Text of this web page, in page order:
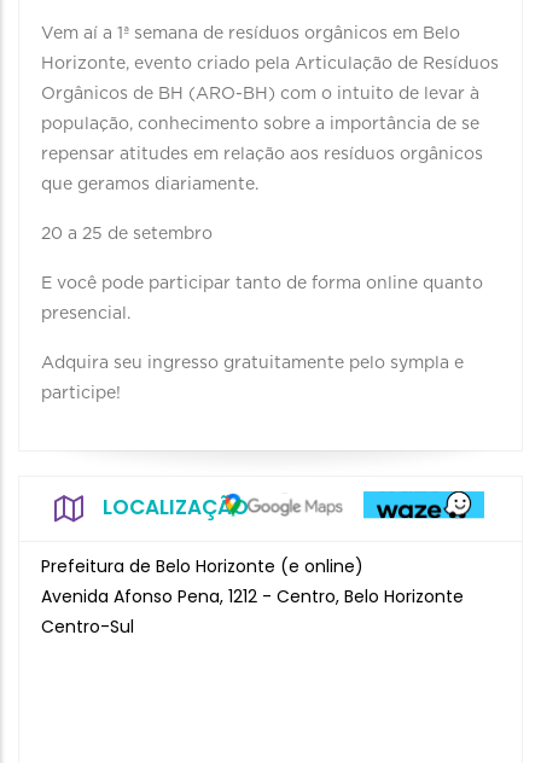
Vem aí a 1ª semana de resíduos orgânicos em Belo
Horizonte, evento criado pela Articulação de Resíduos
Orgânicos de BH (ARO-BH) com o intuito de levar à
população, conhecimento sobre a importância de se
repensar atitudes em relação aos resíduos orgânicos
que geramos diariamente.
20 a 25 de setembro
E você pode participar tanto de forma online quanto
presencial.
Adquira seu ingresso gratuitamente pelo sympla e
participe!
LOCALIZAÇÃO
Prefeitura de Belo Horizonte (e online)
Avenida Afonso Pena, 1212 - Centro, Belo Horizonte
Centro-Sul